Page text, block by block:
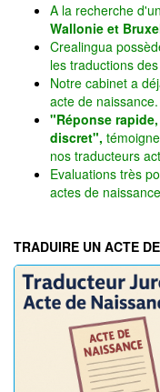
A la recherche
Wallonie et
Crealingua
les traductions
Notre cabinet a
acte de naissance.
"Réponse
discret",
nos traducteurs
Evaluations très
actes de
TRADUIRE UN ACTE